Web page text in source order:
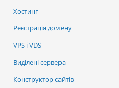
Хостинг
Реєстрація домену
VPS і VDS
Виділені сервера
Конструктор сайтів